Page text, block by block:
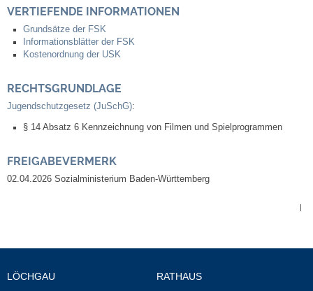
Gesundheit
Veranstaltungen & Feste
Jugend in Löchgau
VERTIEFENDE INFORMATIONEN
Grundsätze der FSK
Informationsblätter der FSK
Kostenordnung der USK
RECHTSGRUNDLAGE
Jugendschutzgesetz (JuSchG):
§ 14 Absatz 6 Kennzeichnung von Filmen und Spielprogrammen
FREIGABEVERMERK
02.04.2026 Sozialministerium Baden-Württemberg
LÖCHGAU RATHAUS